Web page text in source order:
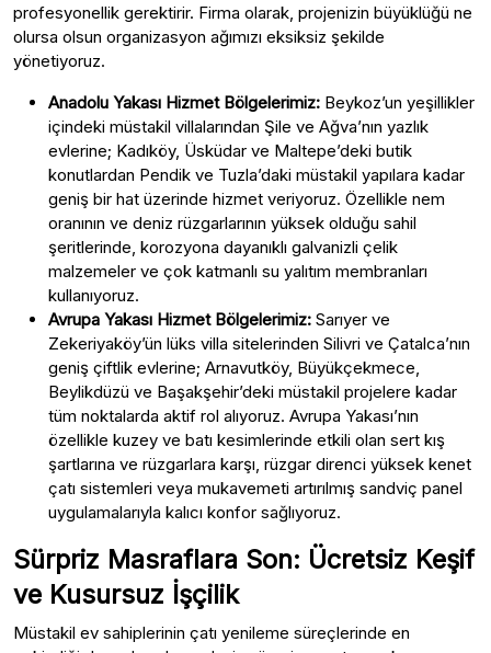
profesyonellik gerektirir. Firma olarak, projenizin büyüklüğü ne
olursa olsun organizasyon ağımızı eksiksiz şekilde
yönetiyoruz.
Anadolu Yakası Hizmet Bölgelerimiz: Beykoz’un yeşillikler
içindeki müstakil villalarından Şile ve Ağva’nın yazlık
evlerine; Kadıköy, Üsküdar ve Maltepe’deki butik
konutlardan Pendik ve Tuzla’daki müstakil yapılara kadar
geniş bir hat üzerinde hizmet veriyoruz. Özellikle nem
oranının ve deniz rüzgarlarının yüksek olduğu sahil
şeritlerinde, korozyona dayanıklı galvanizli çelik
malzemeler ve çok katmanlı su yalıtım membranları
kullanıyoruz.
Avrupa Yakası Hizmet Bölgelerimiz: Sarıyer ve
Zekeriyaköy’ün lüks villa sitelerinden Silivri ve Çatalca’nın
geniş çiftlik evlerine; Arnavutköy, Büyükçekmece,
Beylikdüzü ve Başakşehir’deki müstakil projelere kadar
tüm noktalarda aktif rol alıyoruz. Avrupa Yakası’nın
özellikle kuzey ve batı kesimlerinde etkili olan sert kış
şartlarına ve rüzgarlara karşı, rüzgar direnci yüksek kenet
çatı sistemleri veya mukavemeti artırılmış sandviç panel
uygulamalarıyla kalıcı konfor sağlıyoruz.
Sürpriz Masraflara Son: Ücretsiz Keşif
ve Kusursuz İşçilik
Müstakil ev sahiplerinin çatı yenileme süreçlerinde en